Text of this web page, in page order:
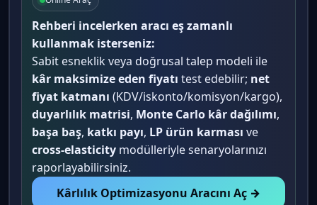
Rehberi incelerken aracı eş zamanlı
kullanmak isterseniz:
Sabit esneklik veya doğrusal talep modeli ile
kâr maksimize eden fiyatı test edebilir; net
fiyat katmanı (KDV/iskonto/komisyon/kargo),
duyarlılık matrisi, Monte Carlo kâr dağılımı,
başa baş, katkı payı, LP ürün karması ve
cross-elasticity modülleriyle senaryolarınızı
raporlayabilirsiniz.
Kârlılık Optimizasyonu Aracını Aç →